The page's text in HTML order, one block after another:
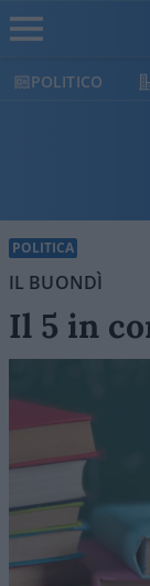
POLITICO
POLITICA
IL BUONDÌ
Il 5 in